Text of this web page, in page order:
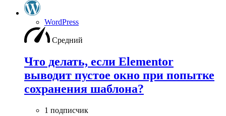
WordPress
Средний
Что делать, если Elementor
выводит пустое окно при попытке
сохранения шаблона?
1 подписчик